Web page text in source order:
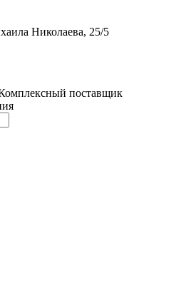
Николаева, 25/5
поставщик